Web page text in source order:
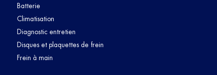
Batterie
Climatisation
Diagnostic entretien
Disques et plaquettes de frein
Frein à main